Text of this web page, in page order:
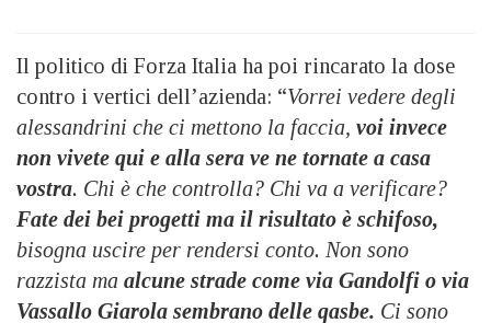
Il politico di Forza Italia ha poi rincarato la dose
contro i vertici dell’azienda: “Vorrei vedere degli
alessandrini che ci mettono la faccia, voi invece
non vivete qui e alla sera ve ne tornate a casa
vostra. Chi è che controlla? Chi va a verificare?
Fate dei bei progetti ma il risultato è schifoso,
bisogna uscire per rendersi conto. Non sono
razzista ma alcune strade come via Gandolfi o via
Vassallo Giarola sembrano delle qasbe. Ci sono